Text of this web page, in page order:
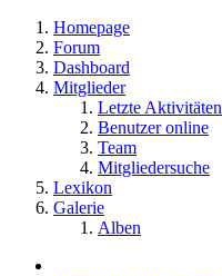
Homepage
Forum
Dashboard
Mitglieder
Letzte Aktivitäten
Benutzer online
Team
Mitgliedersuche
Lexikon
Galerie
Alben